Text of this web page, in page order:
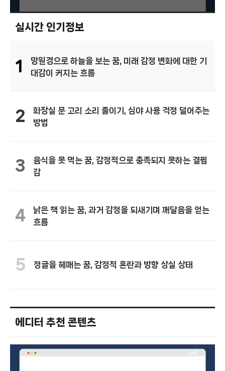
실시간 인기정보
1
망원경으로 하늘을 보는 꿈, 미래 감정 변화에 대한 기
대감이 커지는 흐름
2
화장실 문 고리 소리 줄이기, 심야 사용 걱정 덜어주는
방법
3
음식을 못 먹는 꿈, 감정적으로 충족되지 못하는 결핍
감
4
낡은 책 읽는 꿈, 과거 감정을 되새기며 깨달음을 얻는
흐름
5 정글을 헤매는 꿈, 감정적 혼란과 방향 상실 상태
에디터 추천 콘텐츠